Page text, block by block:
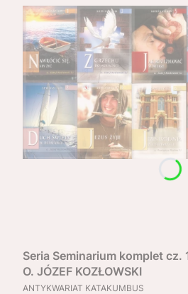
Seria Seminarium komplet
O. JÓZEF KOZŁOWSKI
PRODUCENT
ANTYKWARIAT KATAKUMBUS